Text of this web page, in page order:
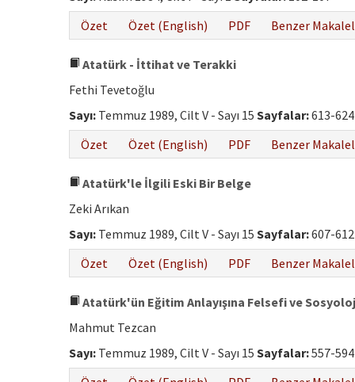
Özet
Özet (English) PDF Benzer
Atatürk - İttihat ve Terakki
Fethi Tevetoğlu
Sayı: Temmuz 1989, Cilt V - Sayı 15 Sayfalar:613-624
Özet
Özet (English) PDF Benzer
Atatürk'le İlgili Eski Bir Belge
Zeki Arıkan
Sayı: Temmuz 1989, Cilt V - Sayı 15 Sayfalar:607-612
Özet
Özet (English) PDF Benzer
Atatürk'ün Eğitim Anlayışına Felsefi ve
Mahmut Tezcan
Sayı: Temmuz 1989, Cilt V - Sayı 15 Sayfalar:557-594